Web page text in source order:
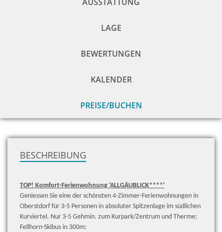
LAGE
BEWERTUNGEN
KALENDER
PREISE/BUCHEN
BESCHREIBUNG
TOP! Komfort-Ferienwohnung 'ALLGÄUBLICK****'
Geniessen Sie eine der schönsten 4-Zimmer-Ferienwohnungen in
Oberstdorf für 3-5 Personen in absoluter Spitzenlage im südlichen
Kurviertel. Nur 3-5 Gehmin. zum Kurpark/Zentrum und Therme;
Fellhorn-Skibus in 300m;